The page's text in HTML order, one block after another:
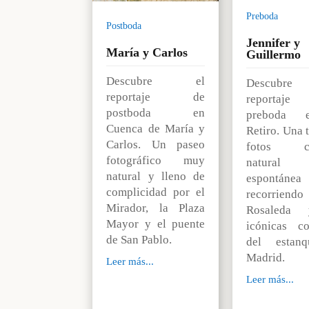
Postboda
María y Carlos
Descubre el
reportaje de
postboda en
Cuenca de María y
Carlos. Un paseo
fotográfico muy
natural y lleno de
complicidad por el
Mirador, la Plaza
Mayor y el puente
de San Pablo.
Leer más...
Preboda
Jennifer y
Guillermo
preboda
Retiro. Una
fotos
espontánea
icónicas
del
Madrid.
Leer más...